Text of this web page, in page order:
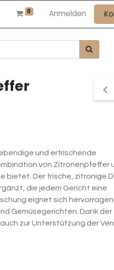
0 Anmelden
und erfrischende
von Zitronenpfeffer
bietet. Der frische, zitronige
die jedem Gericht eine
eignet sich
Gemüsegerichten. Dank der
zur Unterstützung der